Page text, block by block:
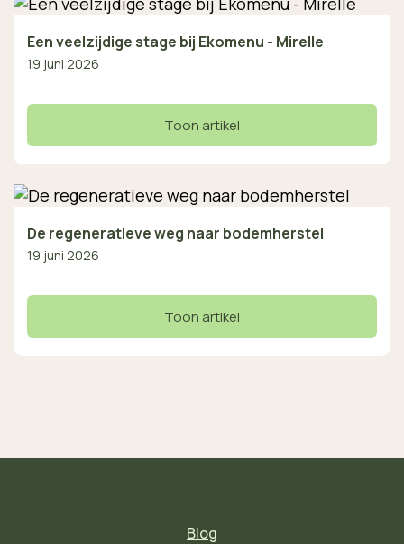
Een veelzijdige stage bij Ekomenu - Mirelle
19 juni 2026
Toon artikel
De regeneratieve weg naar bodemherstel
19 juni 2026
Toon artikel
Blog